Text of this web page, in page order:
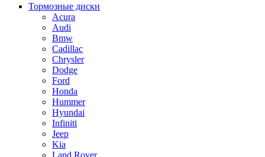
Тормозные диски
Acura
Audi
Bmw
Cadillac
Chrysler
Dodge
Ford
Honda
Hummer
Hyundai
Infiniti
Jeep
Kia
Land Rover